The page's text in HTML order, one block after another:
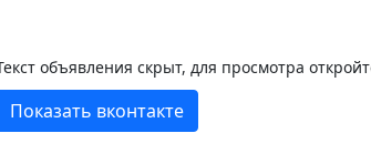
объявления скрыт, для просмотра
Показать вконтакте